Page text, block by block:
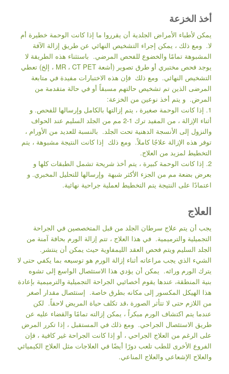
أخذ الخزعة
يمكن لأطباء الأمراض الجلدية أن يقرروا ما إذا كانت الوحمة خطيرة أم
لا. ومع ذلك ، يمكن إجراء التشخيص النهائي عن طريق إزالة الآفة
المشبوهة تمامًا والخضوع للفحص المرضي. باستثناء هذه الطريقة لا
يوجد فحص مختبري أو طرق تصوير (أشعة MR ، CT PET ، إلخ) تعطي
التشخيص النهائي. ومع ذلك فإن هذه الاختبارات مفيدة في متابعة
المرضى الذين تم تشخيص حالتهم مسبقاً أو في حالة متقدمة من
المرض. و يتم أخذ نوعين من الخزعة:
1. إذا كانت الوحمة صغيرة ، يتم إزالتها بالكامل وإرسالها للفحص. و
أثناء الإزالة ، من المفيد ترك 1-2 مم من الجلد السليم عند الحواف
والنزول إلى الأنسجة الدهنية تحت الجلد. بالنسبة للعديد من الأورام ،
توفر هذه الإزالة علاجًا كاملاً. ومع ذلك إذا كانت النتيجة مشبوهة ، يتم
التخطيط لمزيد من العلاج.
2. إذا كانت الوحمة كبيرة ، يتم أخذ شريحة تشمل الطبقات كلها و
بعرض بضعة مم من الجزء الأكثر شبهة وإرسالها للتحليل المخبري. و
اعتمادًا على النتيجة يتم التخطيط لعملية جراحية نهائية.
العلاج
يجب أن يتم علاج سرطان الجلد من قبل المتخصصين في الجراحة
التجميلية والترميمية. في هذا العلاج ، تتم إزالة الورم بحافة آمنة من
الجلد السليم ويتم فحص العقد الليمفاوية حيث يمكن أن ينتشر.
الشيء الذي يجب مراعاته أثناء إزالة الورم هو توسيعه بما يكفي حتى لا
يترك الورم ورائه. يمكن أن يؤدي هذا الاستئصال الواسع إلى تشوه
بنية المنطقة، عندها يقوم أخصائيي الجراحة التجميلية والترميمية بإعادة
هذا الهيكل المكسور إلى مكانه بطرق خاصة. إستئصال مقدار أصغر
من اللازم حتى لا تتأثر الصورة ،قد تكلف حياة المريض لاحقاً. لكن
عندما يتم اكتشاف الورم مبكراً ، يمكن إزالته تمامًا والقضاء عليه عن
طريق الاستئصال الجراحي. ومع ذلك في المستقبل ، إذا تكرر المرض
على الرغم من العلاج الجراحي ، أو إذا كانت الجراحة غير كافية ، فإن
الفروع الأخرى للطب تلعب دورًا أيضًا في العلاجات مثل العلاج الكيميائي
والعلاج الإشعاعي والعلاج المناعي.